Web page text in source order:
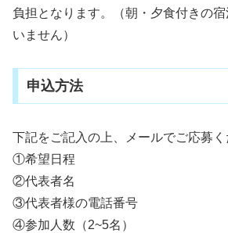
負担となります。（朝・夕食付きの
いません）
申込方法
下記をご記入の上、メールでご応募く
①希望日程
②代表者名
③代表者様の電話番号
④参加人数（2~5名）